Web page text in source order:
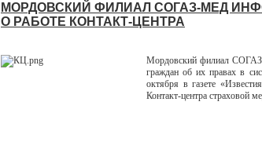
МОРДОВСКИЙ ФИЛИАЛ СОГАЗ-МЕД
О РАБОТЕ КОНТАКТ-ЦЕНТРА
Мордовский филиал
граждан об их правах в
октября в газете
Контакт-центра страховой